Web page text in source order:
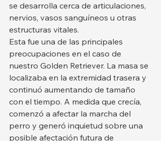
se desarrolla cerca de articulaciones,
nervios, vasos sanguíneos u otras
estructuras vitales.
Esta fue una de las principales
preocupaciones en el caso de
nuestro Golden Retriever. La masa se
localizaba en la extremidad trasera y
continuó aumentando de tamaño
con el tiempo. A medida que crecía,
comenzó a afectar la marcha del
perro y generó inquietud sobre una
posible afectación futura de